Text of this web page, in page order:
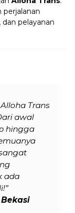
pelayanan
Trans
awal
hingga
ada